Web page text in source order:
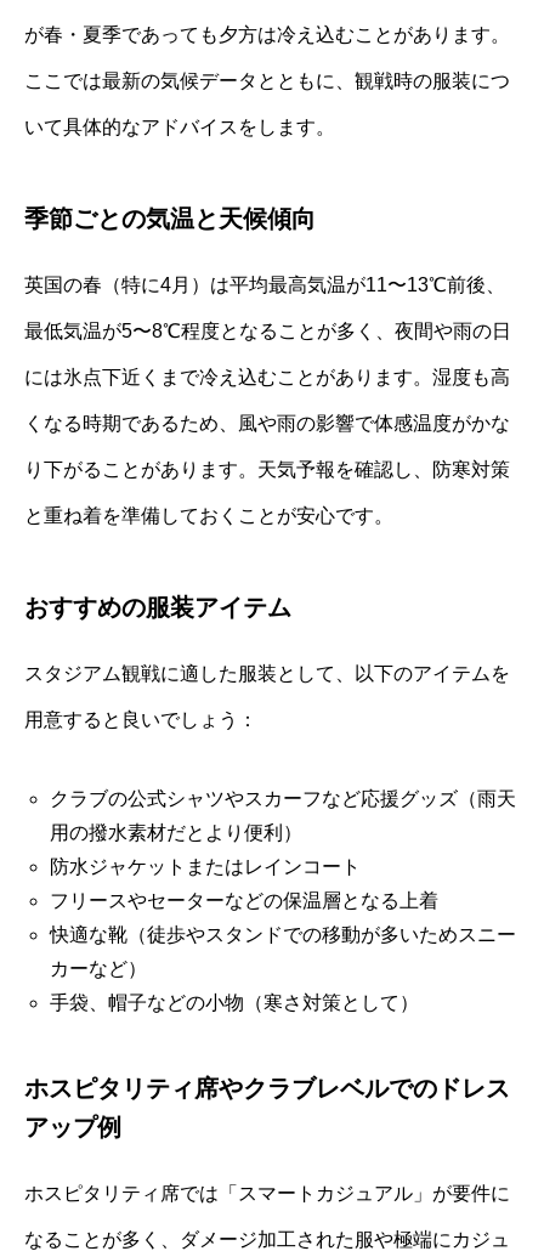
が春・夏季であっても夕方は冷え込むことがあります。
ここでは最新の気候データとともに、観戦時の服装につ
いて具体的なアドバイスをします。
季節ごとの気温と天候傾向
英国の春（特に4月）は平均最高気温が11〜13℃前後、
最低気温が5〜8℃程度となることが多く、夜間や雨の日
には氷点下近くまで冷え込むことがあります。湿度も高
くなる時期であるため、風や雨の影響で体感温度がかな
り下がることがあります。天気予報を確認し、防寒対策
と重ね着を準備しておくことが安心です。
おすすめの服装アイテム
スタジアム観戦に適した服装として、以下のアイテムを
用意すると良いでしょう：
クラブの公式シャツやスカーフなど応援グッズ（雨天
用の撥水素材だとより便利）
防水ジャケットまたはレインコート
フリースやセーターなどの保温層となる上着
快適な靴（徒歩やスタンドでの移動が多いためスニー
カーなど）
手袋、帽子などの小物（寒さ対策として）
ホスピタリティ席やクラブレベルでのドレス
アップ例
ホスピタリティ席では「スマートカジュアル」が要件に
なることが多く、ダメージ加工された服や極端にカジュ